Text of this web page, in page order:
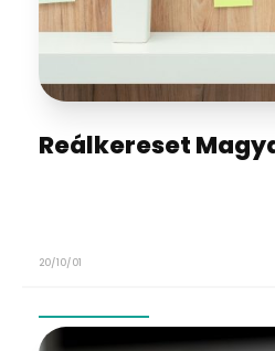
Reálkereset
20/10/01